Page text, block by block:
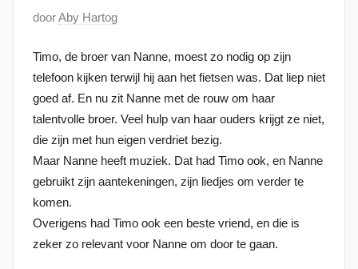
G
p
l
a
a
t
s
t
o
p
2
doorAby Hartog
Timo, de broer van Nanne, moest zo nodig op zijn
telefoon kijken terwijl hij aan het fietsen was. Dat liep niet
goed af. En nu zit Nanne met de rouw om haar
talentvolle broer. Veel hulp van haar ouders krijgt ze niet,
die zijn met hun eigen verdriet bezig.
Maar Nanne heeft muziek. Dat had Timo ook, en Nanne
gebruikt zijn aantekeningen, zijn liedjes om verder te
komen.
Overigens had Timo ook een beste vriend, en die is
zeker zo relevant voor Nanne om door te gaan.